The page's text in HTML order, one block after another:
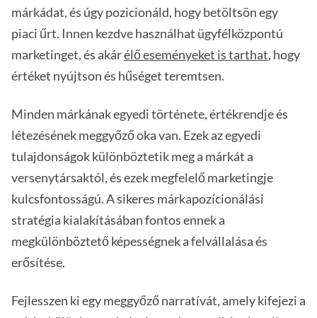
márkádat, és úgy pozicionáld, hogy betöltsön egy
piaci űrt. Innen kezdve használhat ügyfélközpontú
marketinget, és akárélő eseményeket is tarthat, hogy
értéket nyújtson és hűséget teremtsen.
Minden márkának egyedi története, értékrendje és
létezésének meggyőző oka van. Ezek az egyedi
tulajdonságok különböztetik meg a márkát a
versenytársaktól, és ezek megfelelő marketingje
kulcsfontosságú. A sikeres márkapozícionálási
stratégia kialakításában fontos ennek a
megkülönböztető képességnek a felvállalása és
erősítése.
Fejlesszen ki egy meggyőző narratívát, amely kifejezi a